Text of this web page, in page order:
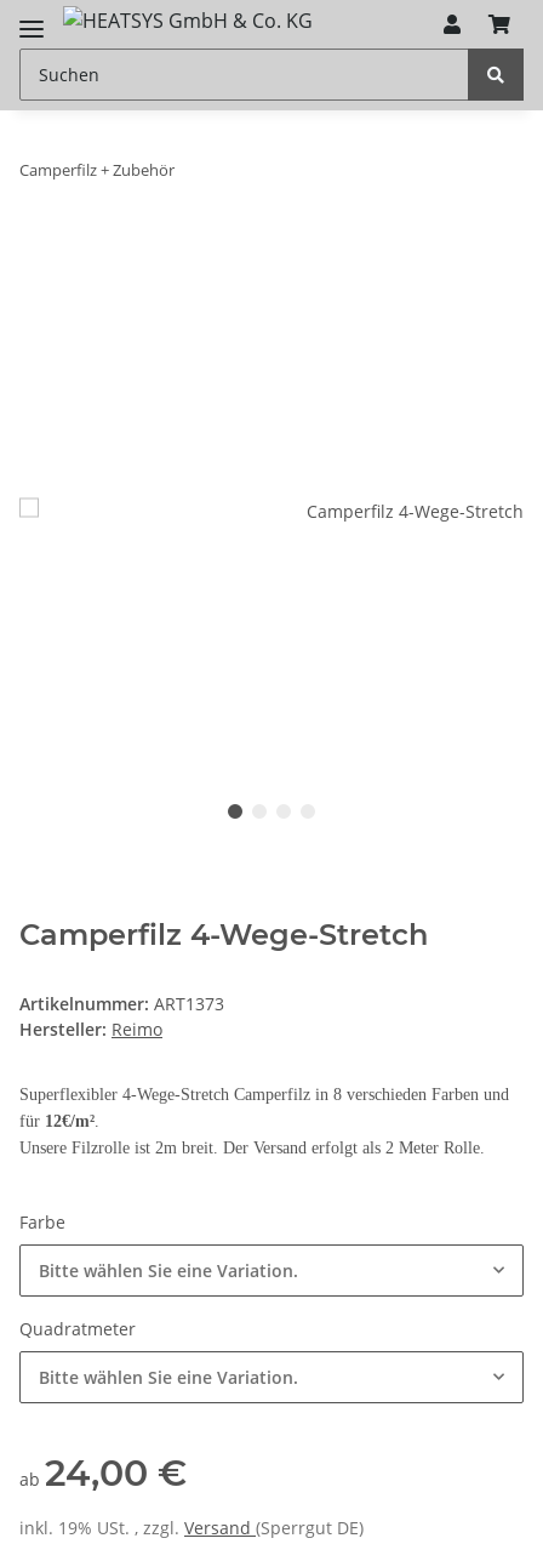
Camperfilz + Zubehör
Camperfilz 4-Wege-Stretch
Artikelnummer: ART1373
Hersteller: Reimo
Superflexibler 4-Wege-Stretch Camperfilz in 8 verschieden Farben und
für 12€/m².
Unsere Filzrolle ist 2m breit. Der Versand erfolgt als 2 Meter Rolle.
Farbe
Bitte wählen Sie eine Variation.
Quadratmeter
Bitte wählen Sie eine Variation.
ab 24,00 €
inkl. 19% USt. , zzgl. Versand (Sperrgut DE)